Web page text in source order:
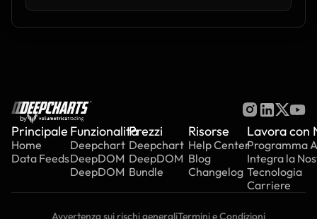
by
Principale
Home
Data Feeds
Funzionalità
Deepchart
DeepDOM
DeepDOM
Prezzi
Deepchart
DeepDOM
Bundle
Risorse
Help Center
Blog
Changelog
Lavora con
Programma
Integra la
Tecnologia
Carriere
Avvertenza sui rischi generaliTermini e Condizioni